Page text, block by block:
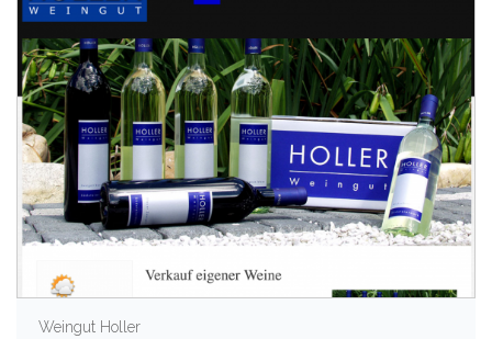
Weingut Holler